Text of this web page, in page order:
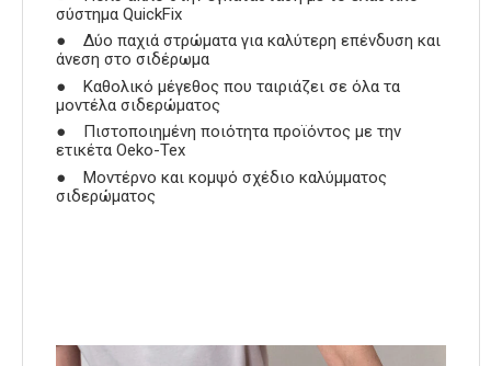
σύστημα QuickFix
● Δύο παχιά στρώματα για καλύτερη επένδυση και
άνεση στο σιδέρωμα
● Καθολικό μέγεθος που ταιριάζει σε όλα τα
μοντέλα σιδερώματος
● Πιστοποιημένη ποιότητα προϊόντος με την
ετικέτα Oeko-Tex
● Μοντέρνο και κομψό σχέδιο καλύμματος
σιδερώματος